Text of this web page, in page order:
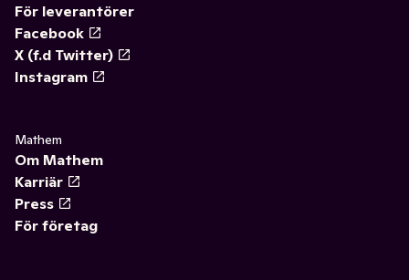
För leverantörer
Facebook
X (f.d Twitter)
Instagram
Mathem
Om Mathem
Karriär
Press
För företag